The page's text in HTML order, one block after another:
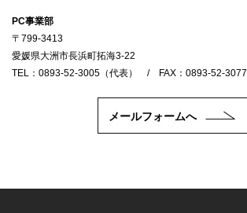
PC事業部
〒799-3413
愛媛県大洲市長浜町拓海3-22
TEL：0893-52-3005（代表） / FAX：0893-52-3077
メールフォームへ